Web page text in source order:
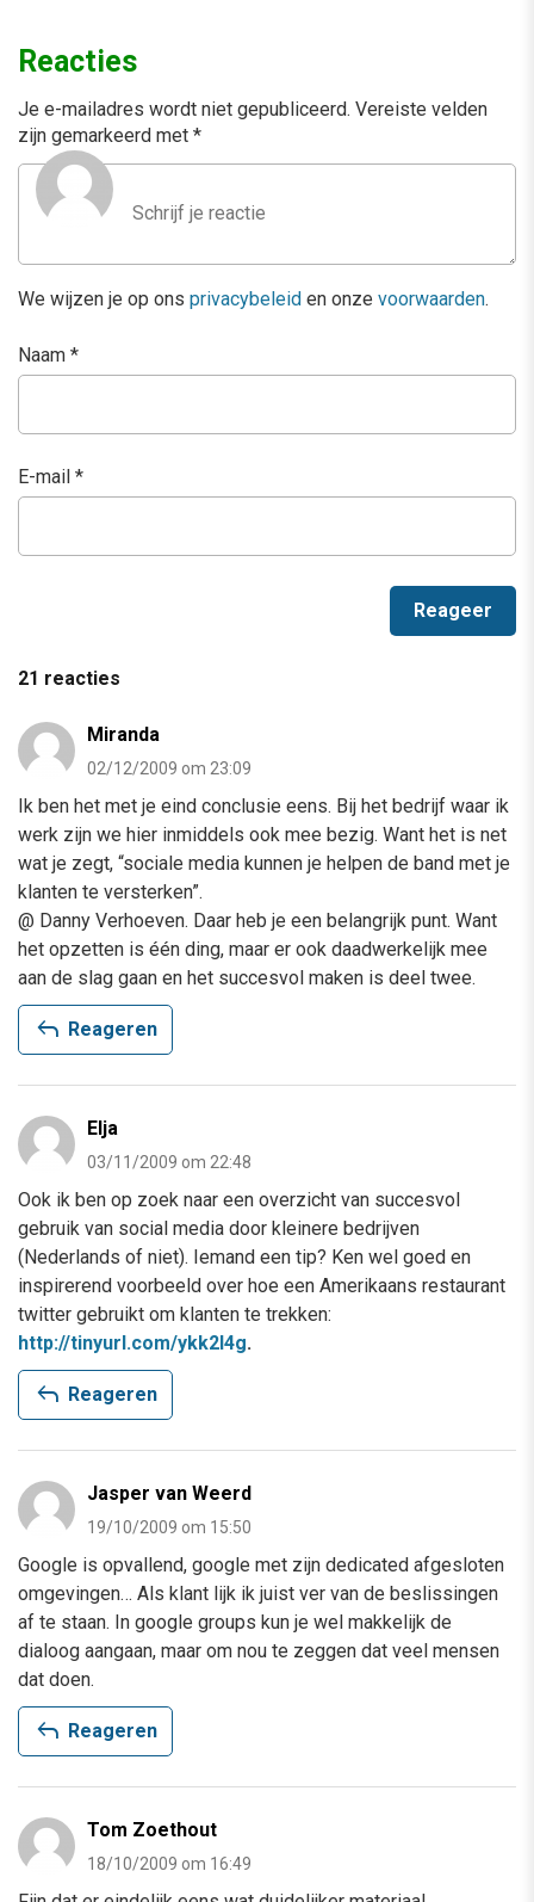
Reacties
Je e-mailadres wordt niet gepubliceerd. Vereiste velden
zijn gemarkeerd met *
We wijzen je op ons privacybeleid en onze voorwaarden.
Naam *
E-mail *
21 reacties
Miranda
02/12/2009 om 23:09
Ik ben het met je eind conclusie eens. Bij het bedrijf waar ik
werk zijn we hier inmiddels ook mee bezig. Want het is net
wat je zegt, “sociale media kunnen je helpen de band met je
klanten te versterken”.
@ Danny Verhoeven. Daar heb je een belangrijk punt. Want
het opzetten is één ding, maar er ook daadwerkelijk mee
aan de slag gaan en het succesvol maken is deel twee.
reply Reageren
Elja
03/11/2009 om 22:48
Ook ik ben op zoek naar een overzicht van succesvol
gebruik van social media door kleinere bedrijven
(Nederlands of niet). Iemand een tip? Ken wel goed en
inspirerend voorbeeld over hoe een Amerikaans restaurant
twitter gebruikt om klanten te trekken:
http://tinyurl.com/ykk2l4g.
reply Reageren
Jasper van Weerd
19/10/2009 om 15:50
Google is opvallend, google met zijn dedicated afgesloten
omgevingen… Als klant lijk ik juist ver van de beslissingen
af te staan. In google groups kun je wel makkelijk de
dialoog aangaan, maar om nou te zeggen dat veel mensen
dat doen.
reply Reageren
Tom Zoethout
18/10/2009 om 16:49